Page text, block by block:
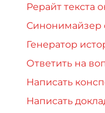
Рерайт текста
Синонимайзер
Генератор
Ответить на
Написать
Написать